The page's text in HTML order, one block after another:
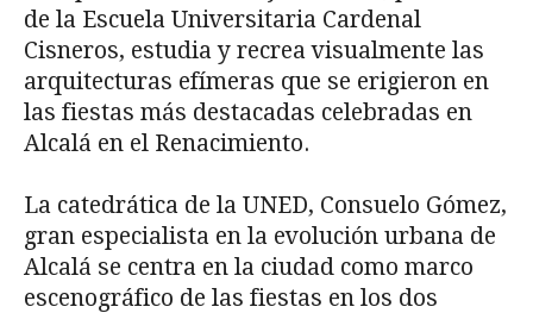
de la Escuela Universitaria Cardenal
Cisneros, estudia y recrea visualmente las
arquitecturas efímeras que se erigieron en
las fiestas más destacadas celebradas en
Alcalá en el Renacimiento.
La catedrática de la UNED, Consuelo Gómez,
gran especialista en la evolución urbana de
Alcalá se centra en la ciudad como marco
escenográfico de las fiestas en los dos